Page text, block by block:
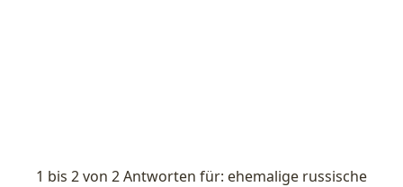
1 bis 2 von 2 Antworten für: ehemalige russische